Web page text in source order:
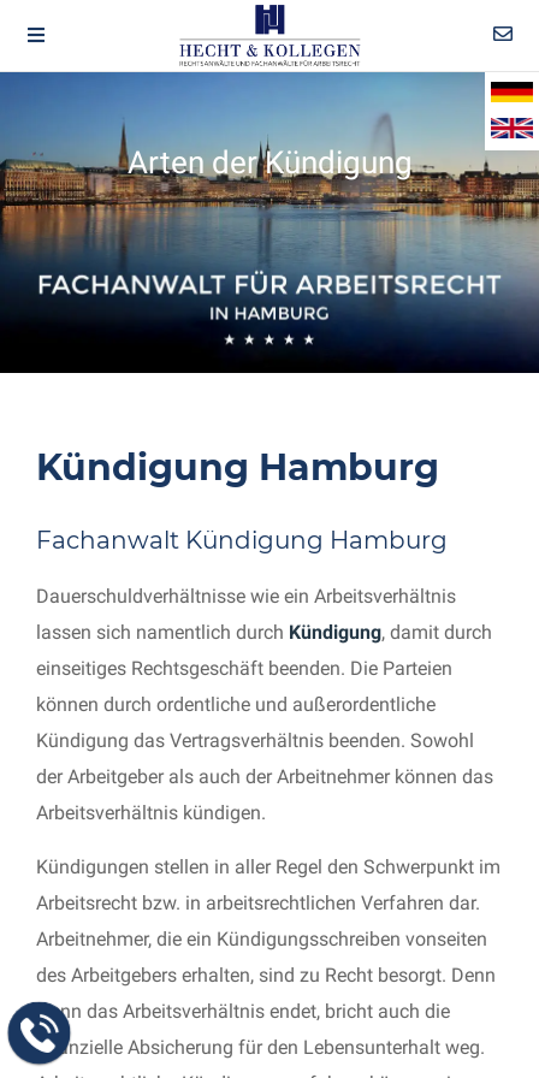
Arten der Kündigung
Kündigung Hamburg
Fachanwalt Kündigung Hamburg
Dauerschuldverhältnisse wie ein Arbeitsverhältnis
lassen sich namentlich durch Kündigung, damit durch
einseitiges Rechtsgeschäft beenden. Die Parteien
können durch ordentliche und außerordentliche
Kündigung das Vertragsverhältnis beenden. Sowohl
der Arbeitgeber als auch der Arbeitnehmer können das
Arbeitsverhältnis kündigen.
Kündigungen stellen in aller Regel den Schwerpunkt im
Arbeitsrecht bzw. in arbeitsrechtlichen Verfahren dar.
Arbeitnehmer, die ein Kündigungsschreiben vonseiten
des Arbeitgebers erhalten, sind zu Recht besorgt. Denn
wenn das Arbeitsverhältnis endet, bricht auch die
finanzielle Absicherung für den Lebensunterhalt weg.